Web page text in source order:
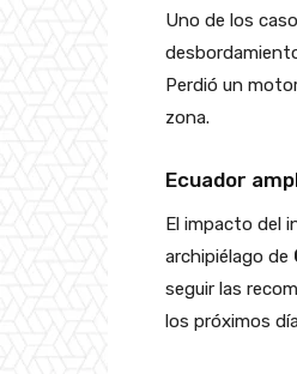
Uno de los
Perdió un
zona.
Ecuador
El impacto del
archipiélago de
seguir las
los próximos